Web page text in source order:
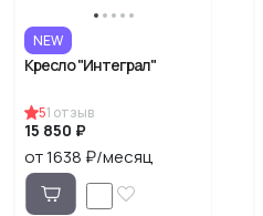
NEW
Кресло "Интеграл"
51 отзыв
15 850 ₽
от 1638 ₽/месяц